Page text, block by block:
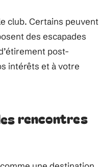
club. Certains peuvent
des escapades
post-
intérêts et à votre
rencontres